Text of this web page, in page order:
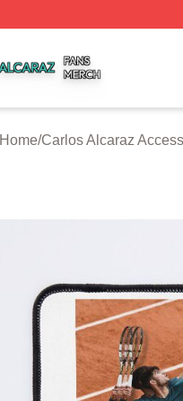
Home/Carlos Alcaraz